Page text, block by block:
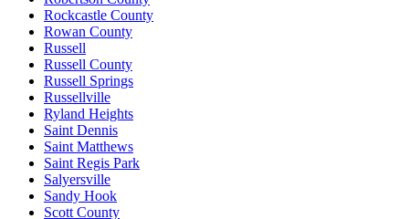
Rockcastle County
Rowan County
Russell
Russell County
Russell Springs
Russellville
Ryland Heights
Saint Dennis
Saint Matthews
Saint Regis Park
Salyersville
Sandy Hook
Scott County